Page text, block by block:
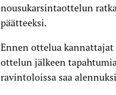
nousukarsintaottelun
päätteeksi.
Ennen ottelua
ottelun jälkeen
ravintoloissa saa